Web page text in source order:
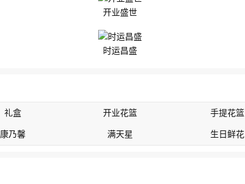
开业盛世
时运昌盛
礼盒 开业花篮 手提花篮
康乃馨 满天星 生日鲜花